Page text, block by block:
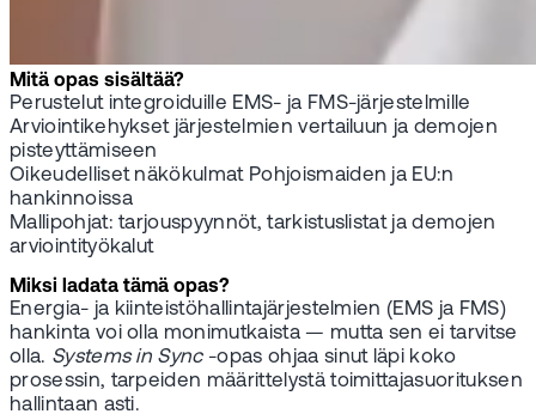
Mitä opas sisältää?
Perustelut integroiduille EMS- ja FMS-järjestelmille
Arviointikehykset järjestelmien vertailuun ja demojen
pisteyttämiseen
Oikeudelliset näkökulmat Pohjoismaiden ja EU:n
hankinnoissa
Mallipohjat: tarjouspyynnöt, tarkistuslistat ja demojen
arviointityökalut
Miksi ladata tämä opas?
Energia- ja kiinteistöhallintajärjestelmien (EMS ja FMS)
hankinta voi olla monimutkaista — mutta sen ei tarvitse
olla. Systems in Sync-opas ohjaa sinut läpi koko
prosessin, tarpeiden määrittelystä toimittajasuorituksen
hallintaan asti.